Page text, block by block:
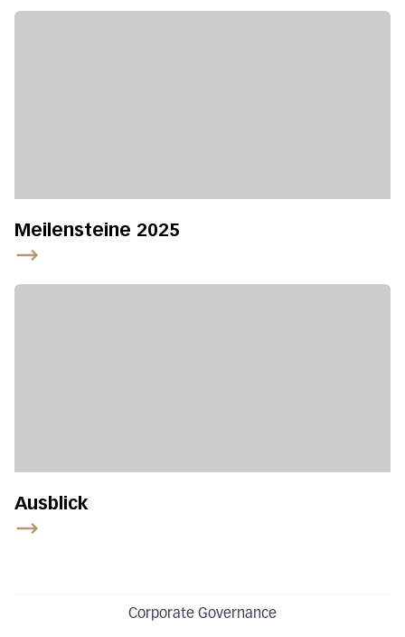
Meilensteine 2025
Ausblick
Corporate Governance